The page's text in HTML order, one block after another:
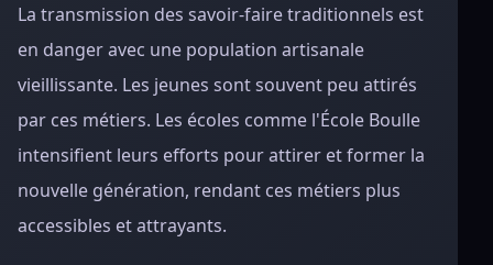
La transmission des savoir-faire traditionnels est
en danger avec une population artisanale
vieillissante. Les jeunes sont souvent peu attirés
par ces métiers. Les écoles comme l'École Boulle
intensifient leurs efforts pour attirer et former la
nouvelle génération, rendant ces métiers plus
accessibles et attrayants.